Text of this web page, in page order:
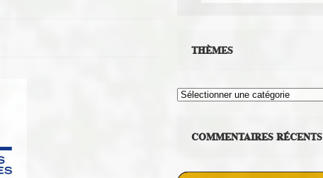
THÈMES
Thèmes
COMMENTAIRES RÉCENTS